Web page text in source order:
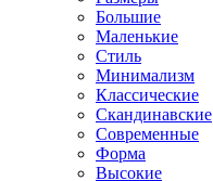
Большие
Маленькие
Стиль
Минимализм
Классические
Скандинавские
Современные
Форма
Высокие